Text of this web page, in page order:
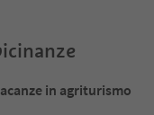
in agriturismo